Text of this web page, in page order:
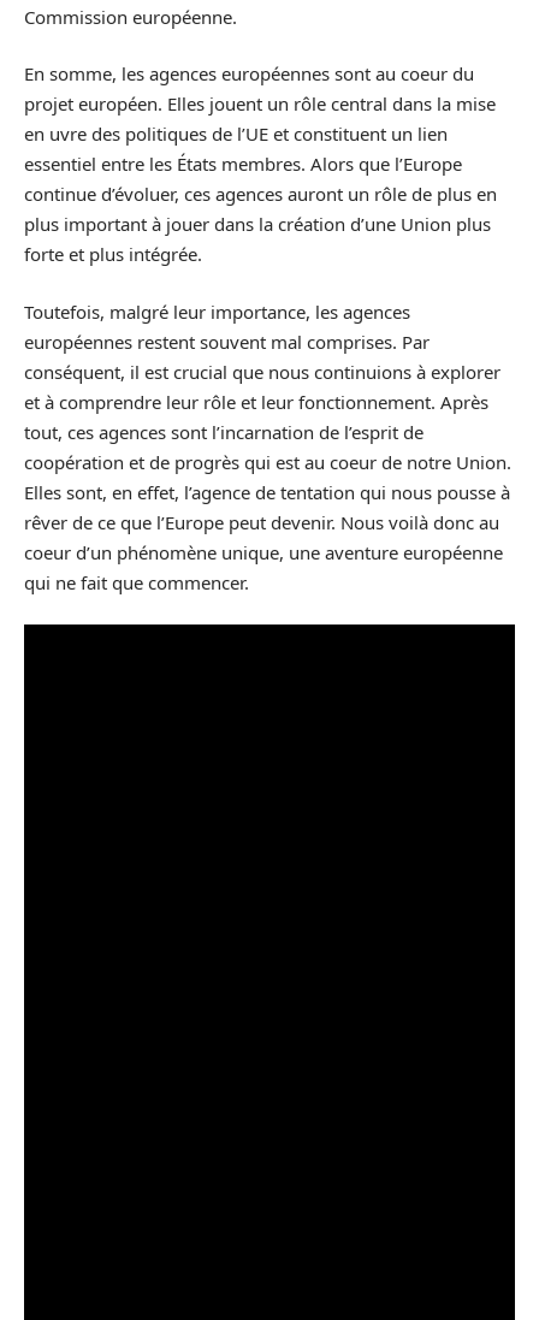
Commission européenne.
En somme, les agences européennes sont au coeur du
projet européen. Elles jouent un rôle central dans la mise
en uvre des politiques de l’UE et constituent un lien
essentiel entre les États membres. Alors que l’Europe
continue d’évoluer, ces agences auront un rôle de plus en
plus important à jouer dans la création d’une Union plus
forte et plus intégrée.
Toutefois, malgré leur importance, les agences
européennes restent souvent mal comprises. Par
conséquent, il est crucial que nous continuions à explorer
et à comprendre leur rôle et leur fonctionnement. Après
tout, ces agences sont l’incarnation de l’esprit de
coopération et de progrès qui est au coeur de notre Union.
Elles sont, en effet, l’agence de tentation qui nous pousse à
rêver de ce que l’Europe peut devenir. Nous voilà donc au
coeur d’un phénomène unique, une aventure européenne
qui ne fait que commencer.